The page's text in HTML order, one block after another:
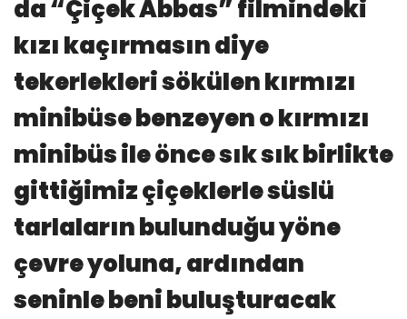
da “Çiçek Abbas” filmindeki
kızı kaçırmasın diye
tekerlekleri sökülen kırmızı
minibüse benzeyen o kırmızı
minibüs ile önce sık sık birlikte
gittiğimiz çiçeklerle süslü
tarlaların bulunduğu yöne
çevre yoluna, ardından
seninle beni buluşturacak